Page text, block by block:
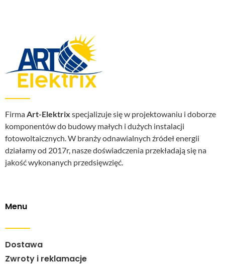
FirmaArt-Elektrix specjalizuje się w projektowaniu i doborze
komponentów do budowy małych i dużych instalacji
fotowoltaicznych. W branży odnawialnych źródeł energii
działamy od 2017r, nasze doświadczenia przekładają się na
jakość wykonanych przedsięwzięć.
Menu
Dostawa
Zwroty i reklamacje